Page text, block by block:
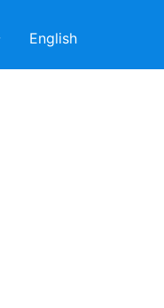
English